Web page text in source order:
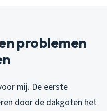
problemen
mij. De eerste
door de dakgoten het